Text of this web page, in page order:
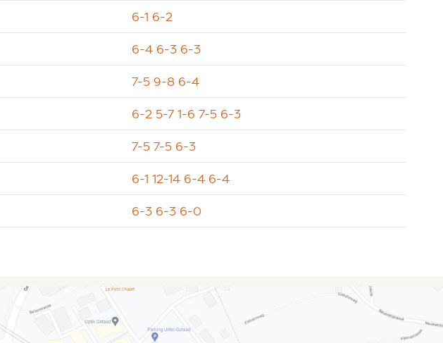
6-1 6-2
6-4 6-3 6-3
7-5 9-8 6-4
6-2 5-7 1-6 7-5 6-3
7-5 7-5 6-3
6-1 12-14 6-4 6-4
6-3 6-3 6-0